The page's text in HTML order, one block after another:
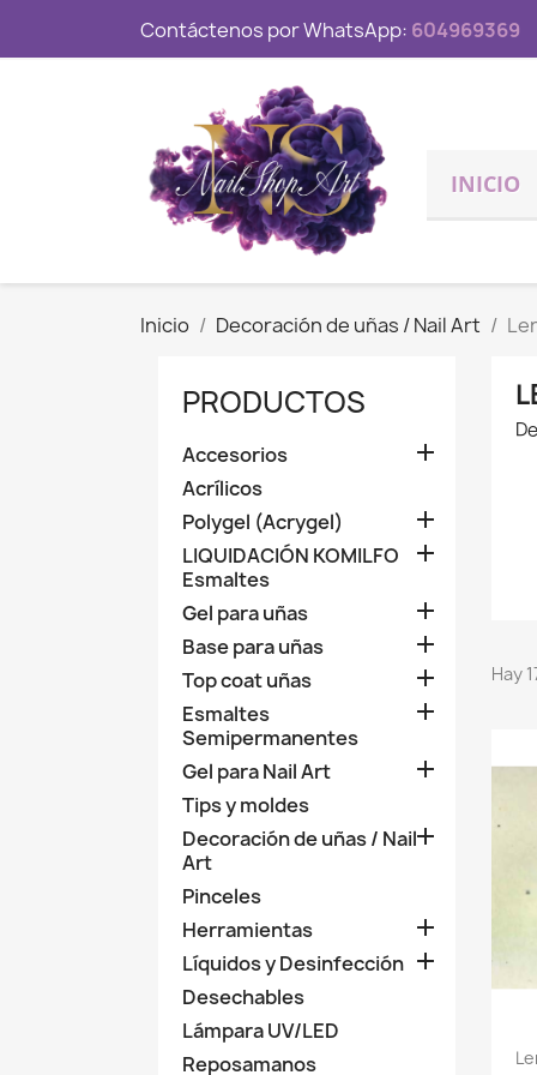
Contáctenos por WhatsApp: 604969369
INICIO
Inicio Decoración de uñas / Nail Art
PRODUCTOS
Accesorios 
Acrílicos
Polygel (Acrygel)

LIQUIDACIÓN KOMILFO
Esmaltes

Gel para uñas 
Base para uñas 
Top coat uñas 
Esmaltes
Semipermanentes

Gel para Nail Art 
Tips y moldes
Decoración de uñas / Nail
Art

Pinceles
Herramientas

Líquidos y Desinfección 
Desechables
Lámpara UV/LED
Reposamanos
Hay